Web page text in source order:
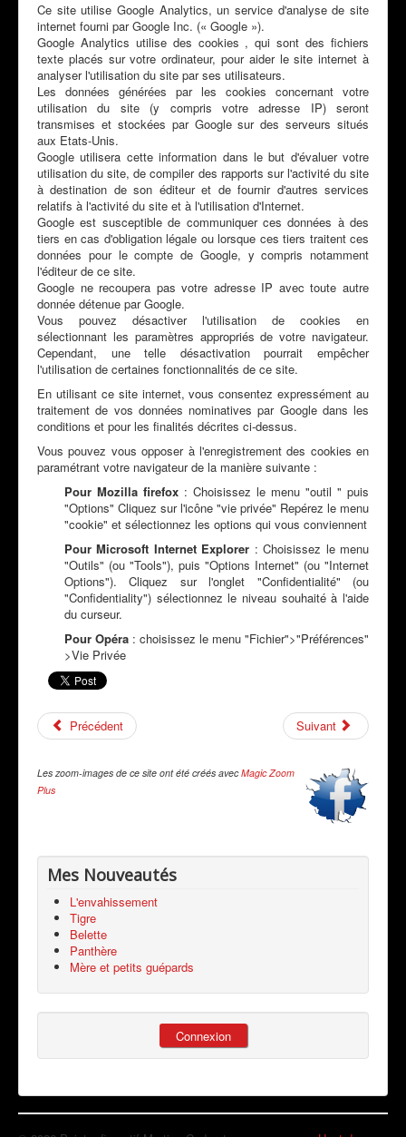
Ce site utilise Google Analytics, un service d'analyse de site
internet fourni par Google Inc. (« Google »).
Google Analytics utilise des cookies , qui sont des fichiers
texte placés sur votre ordinateur, pour aider le site internet à
analyser l'utilisation du site par ses utilisateurs.
Les données générées par les cookies concernant votre
utilisation du site (y compris votre adresse IP) seront
transmises et stockées par Google sur des serveurs situés
aux Etats-Unis.
Google utilisera cette information dans le but d'évaluer votre
utilisation du site, de compiler des rapports sur l'activité du site
à destination de son éditeur et de fournir d'autres services
relatifs à l'activité du site et à l'utilisation d'Internet.
Google est susceptible de communiquer ces données à des
tiers en cas d'obligation légale ou lorsque ces tiers traitent ces
données pour le compte de Google, y compris notamment
l'éditeur de ce site.
Google ne recoupera pas votre adresse IP avec toute autre
donnée détenue par Google.
Vous pouvez désactiver l'utilisation de cookies en
sélectionnant les paramètres appropriés de votre navigateur.
Cependant, une telle désactivation pourrait empêcher
l'utilisation de certaines fonctionnalités de ce site.
En utilisant ce site internet, vous consentez expressément au
traitement de vos données nominatives par Google dans les
conditions et pour les finalités décrites ci-dessus.
Vous pouvez vous opposer à l'enregistrement des cookies en
paramétrant votre navigateur de la manière suivante :
Pour Mozilla firefox : Choisissez le menu "outil " puis
"Options" Cliquez sur l'icône "vie privée" Repérez le menu
"cookie" et sélectionnez les options qui vous conviennent
Pour Microsoft Internet Explorer : Choisissez le menu
"Outils" (ou "Tools"), puis "Options Internet" (ou "Internet
Options"). Cliquez sur l'onglet "Confidentialité" (ou
"Confidentiality") sélectionnez le niveau souhaité à l'aide
du curseur.
Pour Opéra : choisissez le menu "Fichier">"Préférences"
>Vie Privée
Précédent Suivant
Les zoom-images de ce site ont été créés avecMagic Zoom
Plus
Mes Nouveautés
L'envahissement
Tigre
Belette
Panthère
Mère et petits guépards
Connexion